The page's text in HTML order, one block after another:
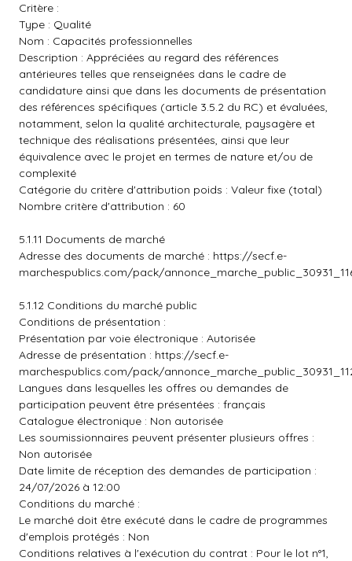
Critère :
Type : Qualité
Nom : Capacités professionnelles
Description : Appréciées au regard des références
antérieures telles que renseignées dans le cadre de
candidature ainsi que dans les documents de présentation
des références spécifiques (article 3.5.2 du RC) et évaluées,
notamment, selon la qualité architecturale, paysagère et
technique des réalisations présentées, ainsi que leur
équivalence avec le projet en termes de nature et/ou de
complexité
Catégorie du critère d'attribution poids : Valeur fixe (total)
Nombre critère d'attribution : 60
5.1.11 Documents de marché
Adresse des documents de marché : https://secf.e-
marchespublics.com/pack/
5.1.12 Conditions du marché public
Conditions de présentation :
Présentation par voie électronique : Autorisée
Adresse de présentation : https://secf.e-
marchespublics.com/pack/
Langues dans lesquelles les offres ou demandes de
participation peuvent être présentées : français
Catalogue électronique : Non autorisée
Les soumissionnaires peuvent présenter plusieurs offres :
Non autorisée
Date limite de réception des demandes de participation :
24/07/2026 à 12:00
Conditions du marché :
Le marché doit être exécuté dans le cadre de programmes
d'emplois protégés : Non
Conditions relatives à l'exécution du contrat : Pour le lot n°1,